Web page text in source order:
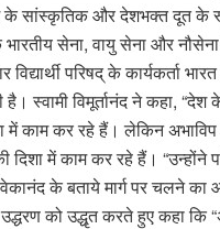
के सांस्कृतिक और देशभक्त दूत के
सेना, वायु सेना और नौसेना
परिषद् के कार्यकर्ता
है। स्वामी विमूर्तानंद ने कहा,
में काम कर रहे हैं। लेकिन अभाविप
दिशा में काम कर रहे हैं। “उन्होंने
के बताये मार्ग पर चलने का
को उद्धृत करते हुए कहा